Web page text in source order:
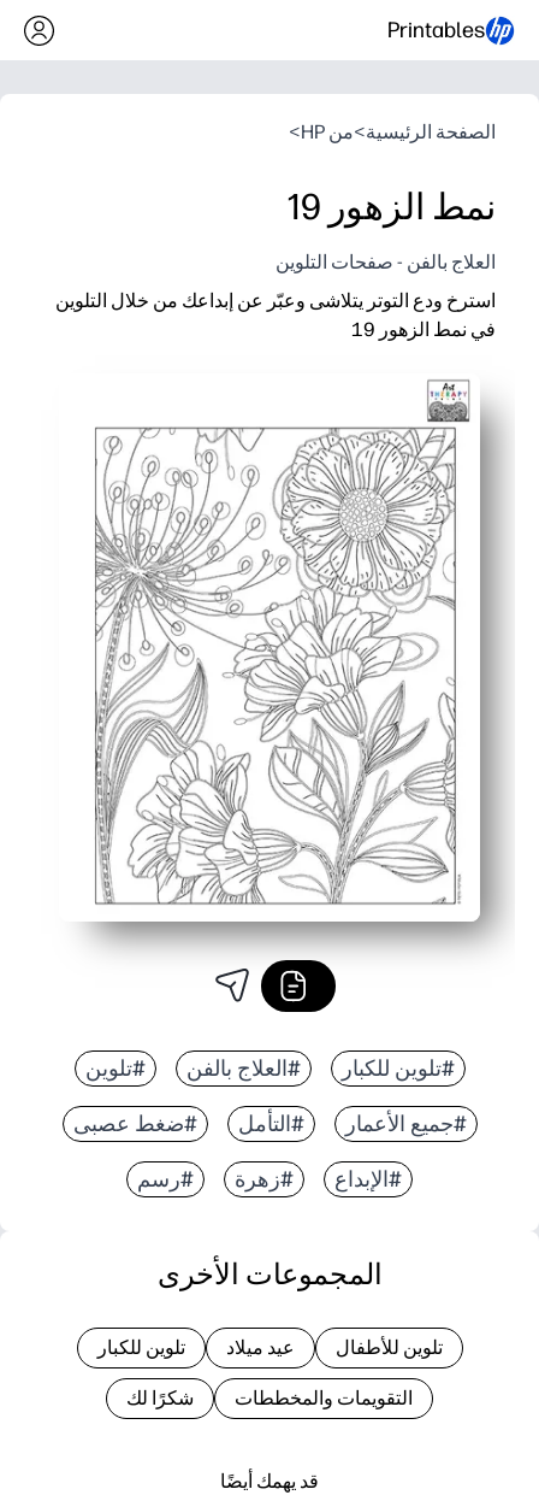
Printables
الصفحة الرئيسية>من HP >
نمط الزهور 19
العلاج بالفن - صفحات التلوين
استرخ ودع التوتر يتلاشى وعبّر عن إبداعك من خلال التلوين
في نمط الزهور 19
ما عليك سوى الطباعة واللون - بدون إعداد مسبق وخالية من
زهور معقدة تعزز التركيز واليقظة - استراحة دماغية مهدئة
يبني التحكم الحركي الدقيق ومهارات تخطيط الألوان والمثابرة.
أعد الطباعة حسب الحاجة لمختلف اللوحات - رائعة للتشطيبات
#تلوين للكبار #العلاج بالفن #تلوين
#جميع الأعمار #التأمل #ضغط عصبى
#الإبداع #زهرة #رسم
قد يهمك أيضًا
المجموعات الأخرى
تلوين للأطفال عيد ميلاد تلوين للكبار
التقويمات والمخططات شكرًا لك